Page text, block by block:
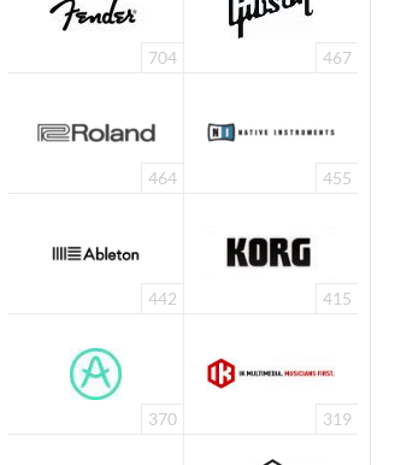
704 467
464 455
442 415
370 319